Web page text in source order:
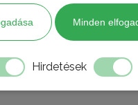
Minden
Hirdetések
esetén.